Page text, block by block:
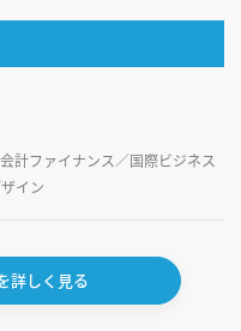
計ファイナンス／国際ビジネス
イン
詳しく見る